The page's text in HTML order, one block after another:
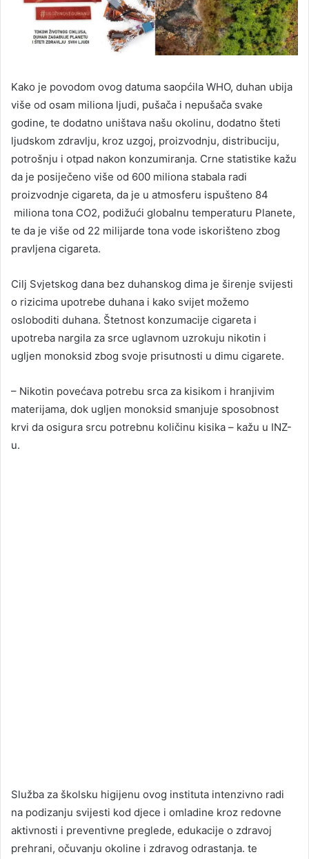
Kako je povodom ovog datuma saopćila WHO, duhan ubija
više od osam miliona ljudi, pušača i nepušača svake
godine, te dodatno uništava našu okolinu, dodatno šteti
ljudskom zdravlju, kroz uzgoj, proizvodnju, distribuciju,
potrošnju i otpad nakon konzumiranja. Crne statistike kažu
da je posiječeno više od 600 miliona stabala radi
proizvodnje cigareta, da je u atmosferu ispušteno 84
miliona tona CO2, podižući globalnu temperaturu Planete,
te da je više od 22 milijarde tona vode iskorišteno zbog
pravljena cigareta.
Cilj Svjetskog dana bez duhanskog dima je širenje svijesti
o rizicima upotrebe duhana i kako svijet možemo
osloboditi duhana. Štetnost konzumacije cigareta i
upotreba nargila za srce uglavnom uzrokuju nikotin i
ugljen monoksid zbog svoje prisutnosti u dimu cigarete.
– Nikotin povećava potrebu srca za kisikom i hranjivim
materijama, dok ugljen monoksid smanjuje sposobnost
krvi da osigura srcu potrebnu količinu kisika – kažu u INZ-
u.
Služba za školsku higijenu ovog instituta intenzivno radi
na podizanju svijesti kod djece i omladine kroz redovne
aktivnosti i preventivne preglede, edukacije o zdravoj
prehrani, očuvanju okoline i zdravog odrastanja. te